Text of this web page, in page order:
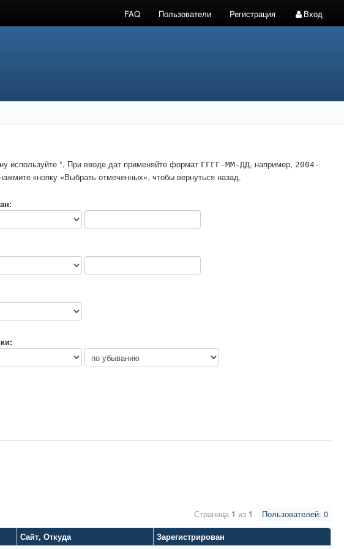
FAQ Пользователи Регистрация Вход
используйте *. При вводе дат применяйте формат ГГГГ-ММ-ДД, например, 2004-
кнопку «Выбрать отмеченных», чтобы вернуться назад.
Пользователей: 0
Страница 1 из 1
Сайт, Откуда
Зарегистрирован